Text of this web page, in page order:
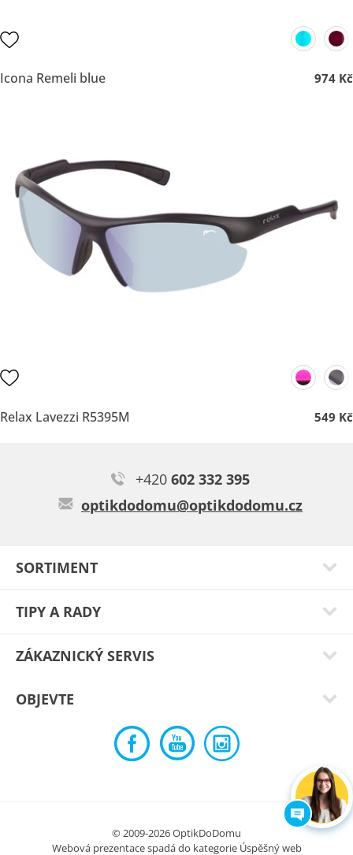
Icona Remeli blue 974 Kč
Relax Lavezzi R5395M 549 Kč
SORTIMENT
TIPY A RADY
ZÁKAZNICKÝ SERVIS
OBJEVTE
+420 602 332 395
optikdodomu@optikdodomu.cz
© 2009-2026 OptikDoDomu
Webová prezentace spadá do kategorie Úspěšný web